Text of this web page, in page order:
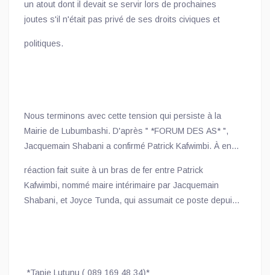
un atout dont il devait se servir lors de prochaines
joutes s'il n'était pas privé de ses droits civiques et
politiques.
Nous terminons avec cette tension qui persiste à la
Mairie de Lubumbashi. D'après " *FORUM DES AS* ",
Jacquemain Shabani a confirmé Patrick Kafwimbi. À en
présidentielle et la décision de justice, l'installation des
maires rentre dans les attributions du ministère de
l'Intérieur sur fond de la relation de subordination qui les
réaction fait suite à un bras de fer entre Patrick
Kafwimbi, nommé maire intérimaire par Jacquemain
Shabani, et Joyce Tunda, qui assumait ce poste depuis
*Tapie Lutunu ( 089 169 48 34)*